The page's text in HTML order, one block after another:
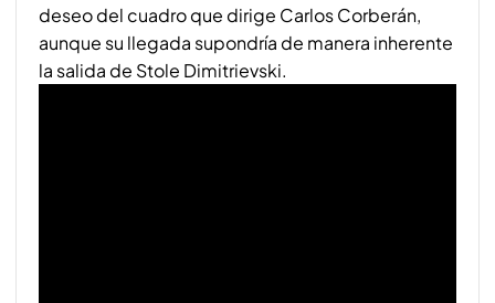
deseo del cuadro que dirige Carlos Corberán,
aunque su llegada supondría de manera inherente
la salida de Stole Dimitrievski.